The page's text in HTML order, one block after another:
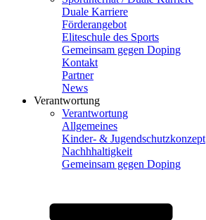
Duale Karriere
Förderangebot
Eliteschule des Sports
Gemeinsam gegen Doping
Kontakt
Partner
News
Verantwortung
Verantwortung
Allgemeines
Kinder- & Jugendschutzkonzept
Nachhhaltigkeit
Gemeinsam gegen Doping